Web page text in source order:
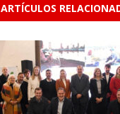
ARTÍCULOS